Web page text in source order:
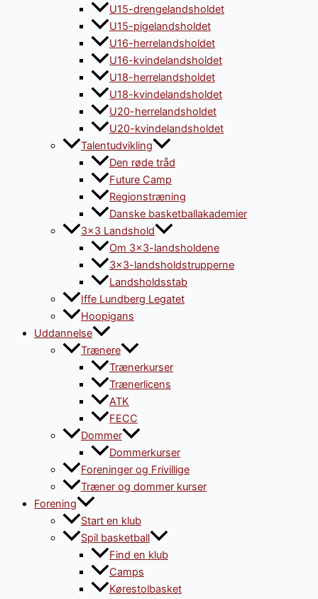
U15-drengelandsholdet
U15-pigelandsholdet
U16-herrelandsholdet
U16-kvindelandsholdet
U18-herrelandsholdet
U18-kvindelandsholdet
U20-herrelandsholdet
U20-kvindelandsholdet
Talentudvikling
Den røde tråd
Future Camp
Regionstræning
Danske basketballakademier
3×3 Landshold
Om 3×3-landsholdene
3×3-landsholdstrupperne
Landsholdsstab
Iffe Lundberg Legatet
Hoopigans
Uddannelse
Trænere
Trænerkurser
Trænerlicens
ATK
FECC
Dommer
Dommerkurser
Foreninger og Frivillige
Træner og dommer kurser
Forening
Start en klub
Spil basketball
Find en klub
Camps
Kørestolbasket